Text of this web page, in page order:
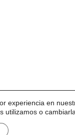
experiencia en
utilizamos o